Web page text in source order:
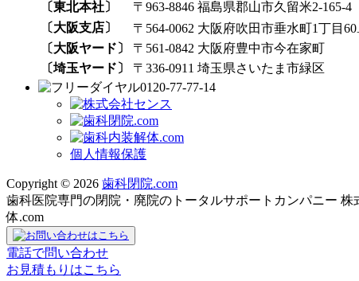
〔東北本社〕
〒963-8846 福島県郡山市久留米2-165-4
〔大阪支店〕
〒564-0062 大阪府吹田市垂水町1丁目
〔大阪ヤード〕
〒561-0842 大阪府豊中市今在家町
〔埼玉ヤード〕
〒336-0911 埼玉県さいたま市緑区
0120-77-77-14
個人情報保護
Copyright © 2026 歯科閉院.com
歯科医院専門の閉院・廃院のトータルサポートカンパニー
体.com
電話で問い合わせ
お見積もりはこちら